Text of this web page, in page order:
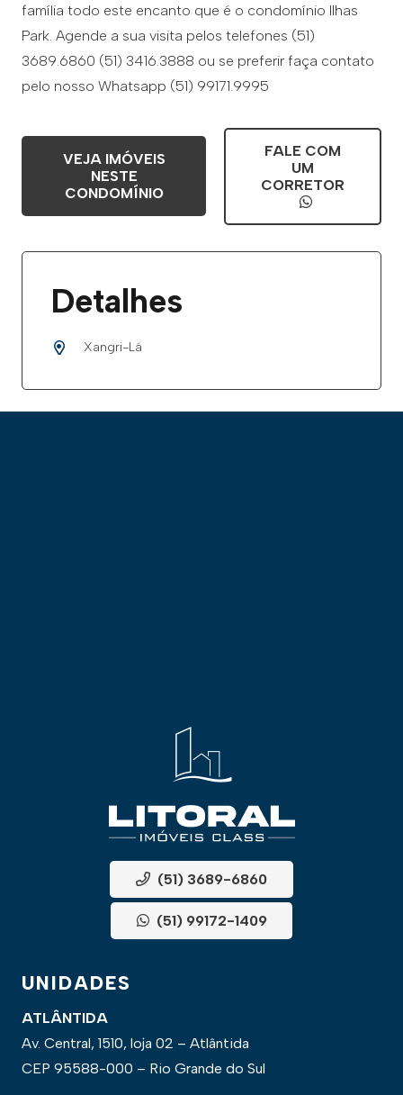
família todo este encanto que é o condomínio Ilhas
Park. Agende a sua visita pelos telefones (51)
3689.6860 (51) 3416.3888 ou se preferir faça contato
pelo nosso Whatsapp (51) 99171.9995
VEJA IMÓVEIS
NESTE
CONDOMÍNIO
FALE COM
UM
CORRETOR
Detalhes
Xangri-Lá
(51) 3689-6860
(51) 99172-1409
UNIDADES
ATLÂNTIDA
Av. Central, 1510, loja 02 – Atlântida
CEP 95588-000 – Rio Grande do Sul